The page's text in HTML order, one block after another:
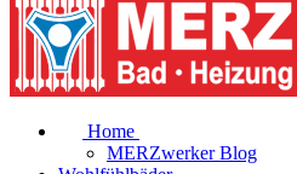
Home
MERZwerker Blog